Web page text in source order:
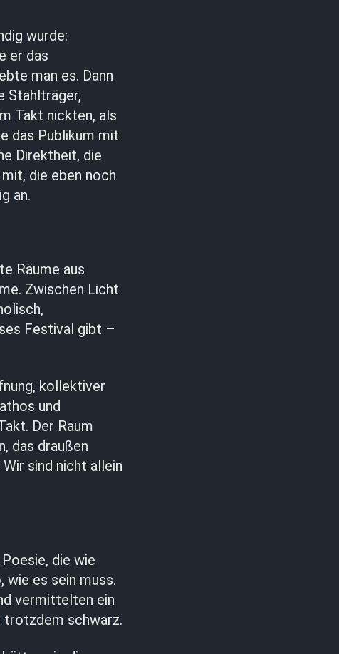
wurde:
er das
man es. Dann
Stahlträger,
Takt nickten, als
das Publikum mit
Direktheit, die
die eben noch
an.
Räume aus
Zwischen Licht
Festival gibt –
kollektiver
und
Der Raum
das draußen
sind nicht allein
die wie
wie es sein muss.
vermittelten ein
trotzdem schwarz.